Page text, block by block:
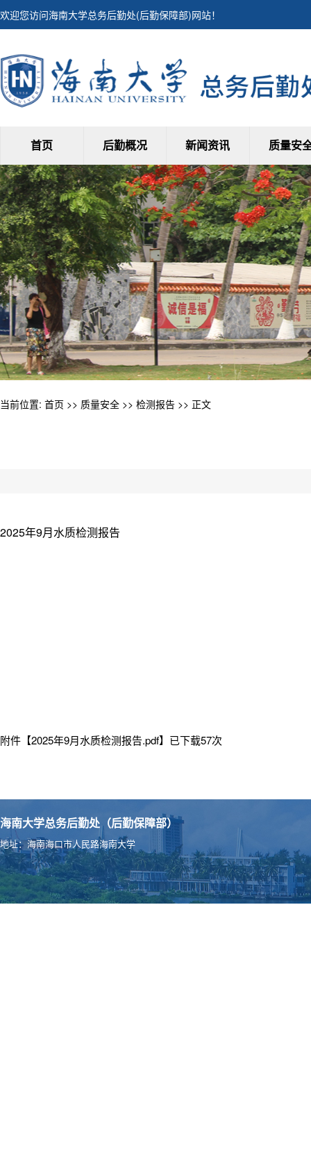
欢迎您访问海南大学总务后勤处(后勤保障部)网站！
首页 后勤概况 新闻资讯 质量安
当前位置: 首页 >> 质量安全 >> 检测报告 >> 正文
2025年9月水质检测报告
附件【2025年9月水质检测报告.pdf】已下载57次
海南大学总务后勤处（后勤保障部）
地址：海南海口市人民路海南大学